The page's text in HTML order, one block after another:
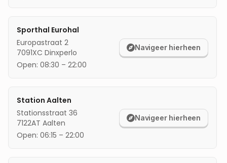
Sporthal Eurohal
Europastraat 2
7091XC Dinxperlo
Open: 08:30 – 22:00
Navigeer hierheen
Station Aalten
Stationsstraat 36
7122AT Aalten
Open: 06:15 – 22:00
Navigeer hierheen